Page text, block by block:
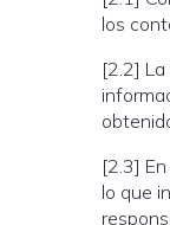
los
[2.2]
[2.3]
lo que